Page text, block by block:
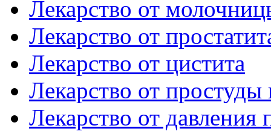
Лекарство от
Лекарство от
Лекарство от цистита
Лекарство от простуды
Лекарство от